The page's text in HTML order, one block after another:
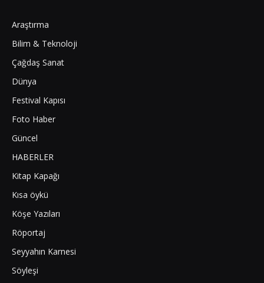
Araştırma
Bilim & Teknoloji
Çağdaş Sanat
Dünya
Festival Kapısı
Foto Haber
Güncel
HABERLER
Kitap Kapağı
Kısa öykü
Köşe Yazıları
Röportaj
Seyyahın Karnesi
Söyleşi